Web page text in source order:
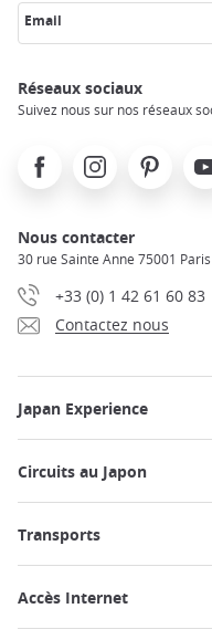
Email
Réseaux sociaux
Suivez nous sur nos réseaux
FacebookInstagramPinterest
Nous contacter
30 rue Sainte Anne 75001
+33 (0) 1 42 61 60 83
Contactez nous
Japan Experience
Circuits au Japon
Transports
Accès Internet